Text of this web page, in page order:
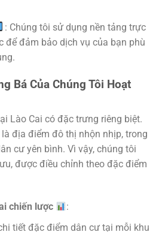
: Chúng tôi sử dụng nền tảng trực
để đảm bảo dịch vụ của bạn phù
Bá Của Chúng Tôi Hoạt
Lào Cai có đặc trưng riêng biệt.
địa điểm đô thị nhộn nhịp, trong
cư yên bình. Vì vậy, chúng tôi
được điều chỉnh theo đặc điểm
chiến lược
:
tiết đặc điểm dân cư tại mỗi khu